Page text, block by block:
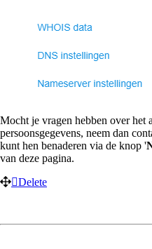
Mocht je vragen hebben over het
persoonsgegevens, neem dan
kunt hen benaderen via de knop '
van deze pagina.
Delete